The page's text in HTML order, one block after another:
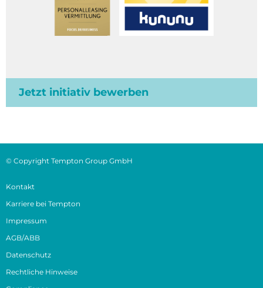
Jetzt initiativ bewerben
© Copyright Tempton Group GmbH
Kontakt
Karriere bei Tempton
Impressum
AGB/ABB
Datenschutz
Rechtliche Hinweise